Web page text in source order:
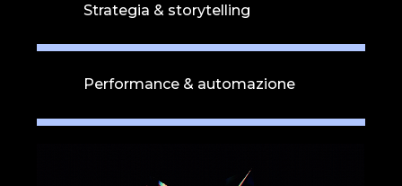
Strategia & storytelling
Performance & automazione